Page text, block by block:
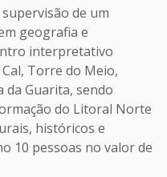
de um
geografia e
interpretativo
Torre do Meio,
da Guarita, sendo
do Litoral Norte
históricos e
10 pessoas no valor de